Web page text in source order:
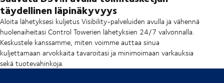
täydellinen läpinäkyvyys
Aloita lähetyksesi kuljetus Visibility-palveluiden avulla ja vähennä
huolenaiheitasi Control Towerien lähetyksien 24/7 valvonnalla.
Keskustele kanssamme, miten voimme auttaa sinua
kuljettamaan arvokkaita tavaroitasi ja minimoimaan varkauksia
sekä tuotevahinkoja.